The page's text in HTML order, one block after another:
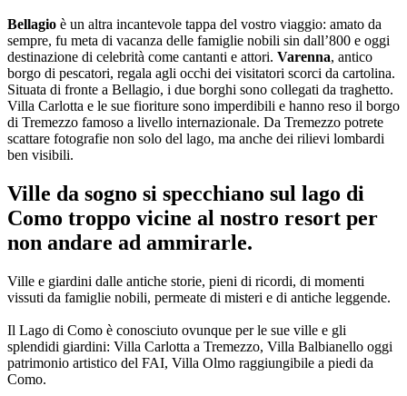
Bellagio è un altra incantevole tappa del vostro viaggio: amato da
sempre, fu meta di vacanza delle famiglie nobili sin dall’800 e oggi
destinazione di celebrità come cantanti e attori. Varenna, antico
borgo di pescatori, regala agli occhi dei visitatori scorci da cartolina.
Situata di fronte a Bellagio, i due borghi sono collegati da traghetto.
Villa Carlotta e le sue fioriture sono imperdibili e hanno reso il borgo
di Tremezzo famoso a livello internazionale. Da Tremezzo potrete
scattare fotografie non solo del lago, ma anche dei rilievi lombardi
ben visibili.
Ville da sogno si specchiano sul lago di
Como troppo vicine al nostro resort per
non andare ad ammirarle.
Ville e giardini dalle antiche storie, pieni di ricordi, di momenti
vissuti da famiglie nobili, permeate di misteri e di antiche leggende.
Il Lago di Como è conosciuto ovunque per le sue ville e gli
splendidi giardini: Villa Carlotta a Tremezzo, Villa Balbianello oggi
patrimonio artistico del FAI, Villa Olmo raggiungibile a piedi da
Como.